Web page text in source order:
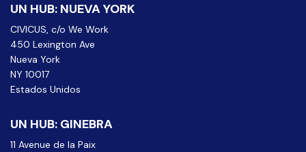
UN HUB: NUEVA YORK
CIVICUS, c/o We Work
450 Lexington Ave
Nueva York
NY 10017
Estados Unidos
UN HUB: GINEBRA
11 Avenue de la Paix